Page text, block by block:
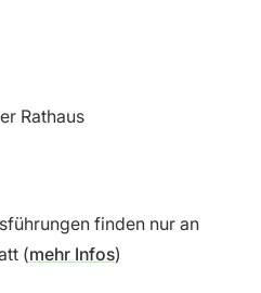
Rathaus
finden nur an
(mehr Infos)